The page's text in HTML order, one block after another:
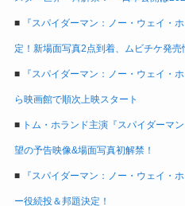
■ 『スパイダーマン：ノー・ウェイ・
定！新場面写真2点到着、ムビチケ発売
■ 『スパイダーマン：ノー・ウェイ・
ら映画館で順次上映スタート
■ トム・ホランド主演『スパイダーマ
望の予告映像&場面写真初解禁！
■ 『スパイダーマン：ノー・ウェイ・
ー役続投＆邦題決定！